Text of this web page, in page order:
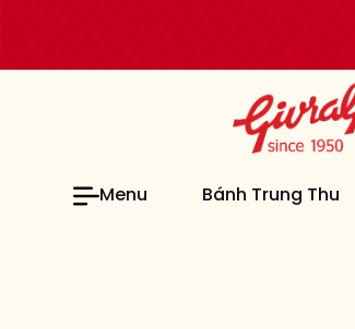
Menu Bánh Trung Thu